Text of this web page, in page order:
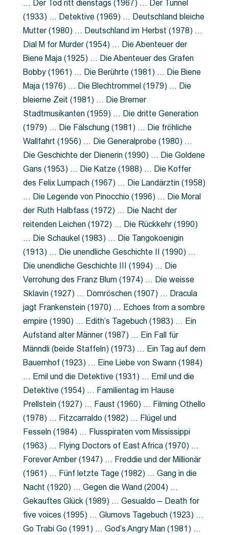
… Der Tod ritt dienstags (1967) … Der Tunnel
(1933) … Detektive (1969) … Deutschland bleiche
Mutter (1980) … Deutschland im Herbst (1978) …
Dial M for Murder (1954) … Die Abenteuer der
Biene Maja (1925) … Die Abenteuer des Grafen
Bobby (1961) … Die Berührte (1981) … Die Biene
Maja (1976) … Die Blechtrommel (1979) … Die
bleierne Zeit (1981) … Die Bremer
Stadtmusikanten (1959) … Die dritte Generation
(1979) … Die Fälschung (1981) … Die fröhliche
Wallfahrt (1956) … Die Generalprobe (1980) …
Die Geschichte der Dienerin (1990) … Die Goldene
Gans (1953) … Die Katze (1988) … Die Koffer
des Felix Lumpach (1967) … Die Landärztin (1958)
… Die Legende von Pinocchio (1996) … Die Moral
der Ruth Halbfass (1972) … Die Nacht der
reitenden Leichen (1972) … Die Rückkehr (1990)
… Die Schaukel (1983) … Die Tangokoenigin
(1913) … Die unendliche Geschichte II (1990) …
Die unendliche Geschichte III (1994) … Die
Verrohung des Franz Blum (1974) … Die weisse
Sklavin (1927) … Dornröschen (1907) … Dracula
jagt Frankenstein (1970) … Echoes from a sombre
empire (1990) … Edith’s Tagebuch (1983) … Ein
Aufstand alter Männer (1987) … Ein Fall für
Männdli (beide Staffeln) (1973) … Ein Tag auf dem
Bauernhof (1923) … Eine Liebe von Swann (1984)
… Emil und die Detektive (1931) … Emil und die
Detektive (1954) … Familientag im Hause
Prellstein (1927) … Faust (1960) … Filming Othello
(1978) … Fitzcarraldo (1982) … Flügel und
Fesseln (1984) … Flusspiraten vom Mississippi
(1963) … Flying Doctors of East Africa (1970) …
Forever Amber (1947) … Freddie und der Millionär
(1961) … Fünf letzte Tage (1982) … Gang in die
Nacht (1920) … Gegen die Wand (2004) …
Gekauftes Glück (1989) … Gesualdo – Death for
five voices (1995) … Glumovs Tagebuch (1923) …
Go Trabi Go (1991) … God’s Angry Man (1981) …